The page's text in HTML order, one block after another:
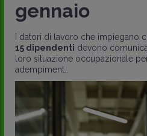
gennaio
I datori di lavoro che impiegano
15 dipendentidevono comunicare
loro situazione occupazionale per i
adempiment..